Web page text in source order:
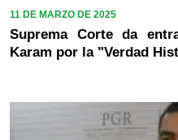
11 DE MARZO DE 2025
Suprema Corte da
Karam por la "Verdad